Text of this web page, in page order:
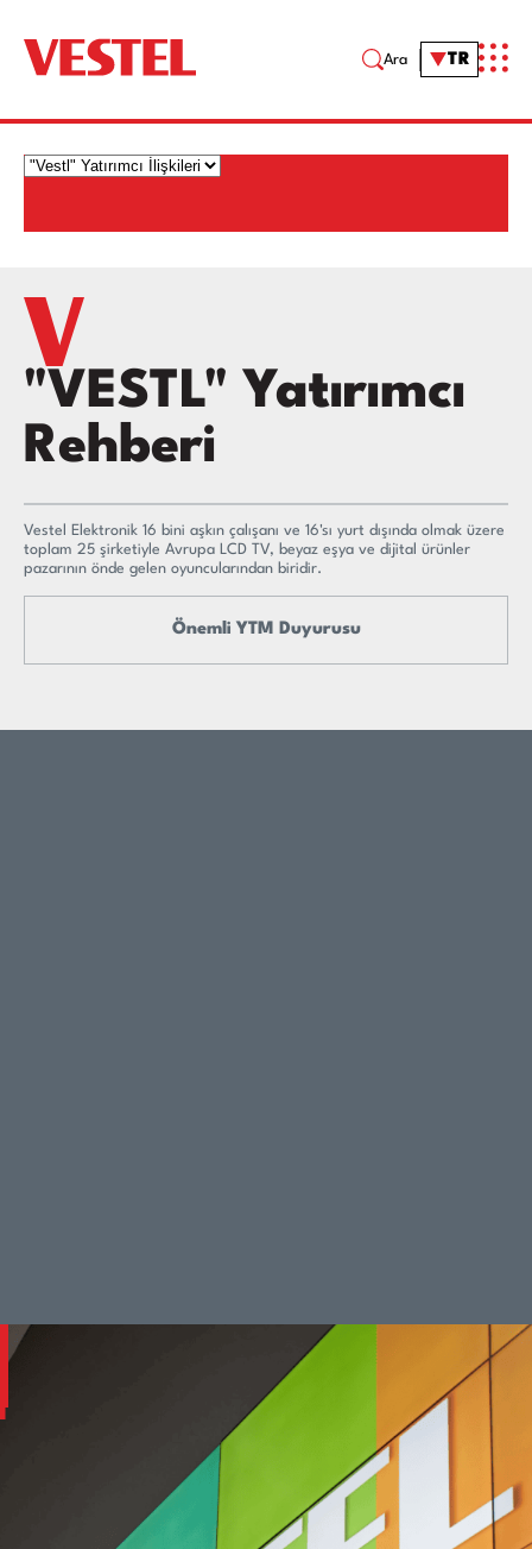
Ara TR
"VESTL" Yatırımcı
Rehberi
Vestel Elektronik 16 bini aşkın çalışanı ve 16'sı yurt dışında olmak üzere
toplam 25 şirketiyle Avrupa LCD TV, beyaz eşya ve dijital ürünler
pazarının önde gelen oyuncularından biridir.
Önemli YTM Duyurusu